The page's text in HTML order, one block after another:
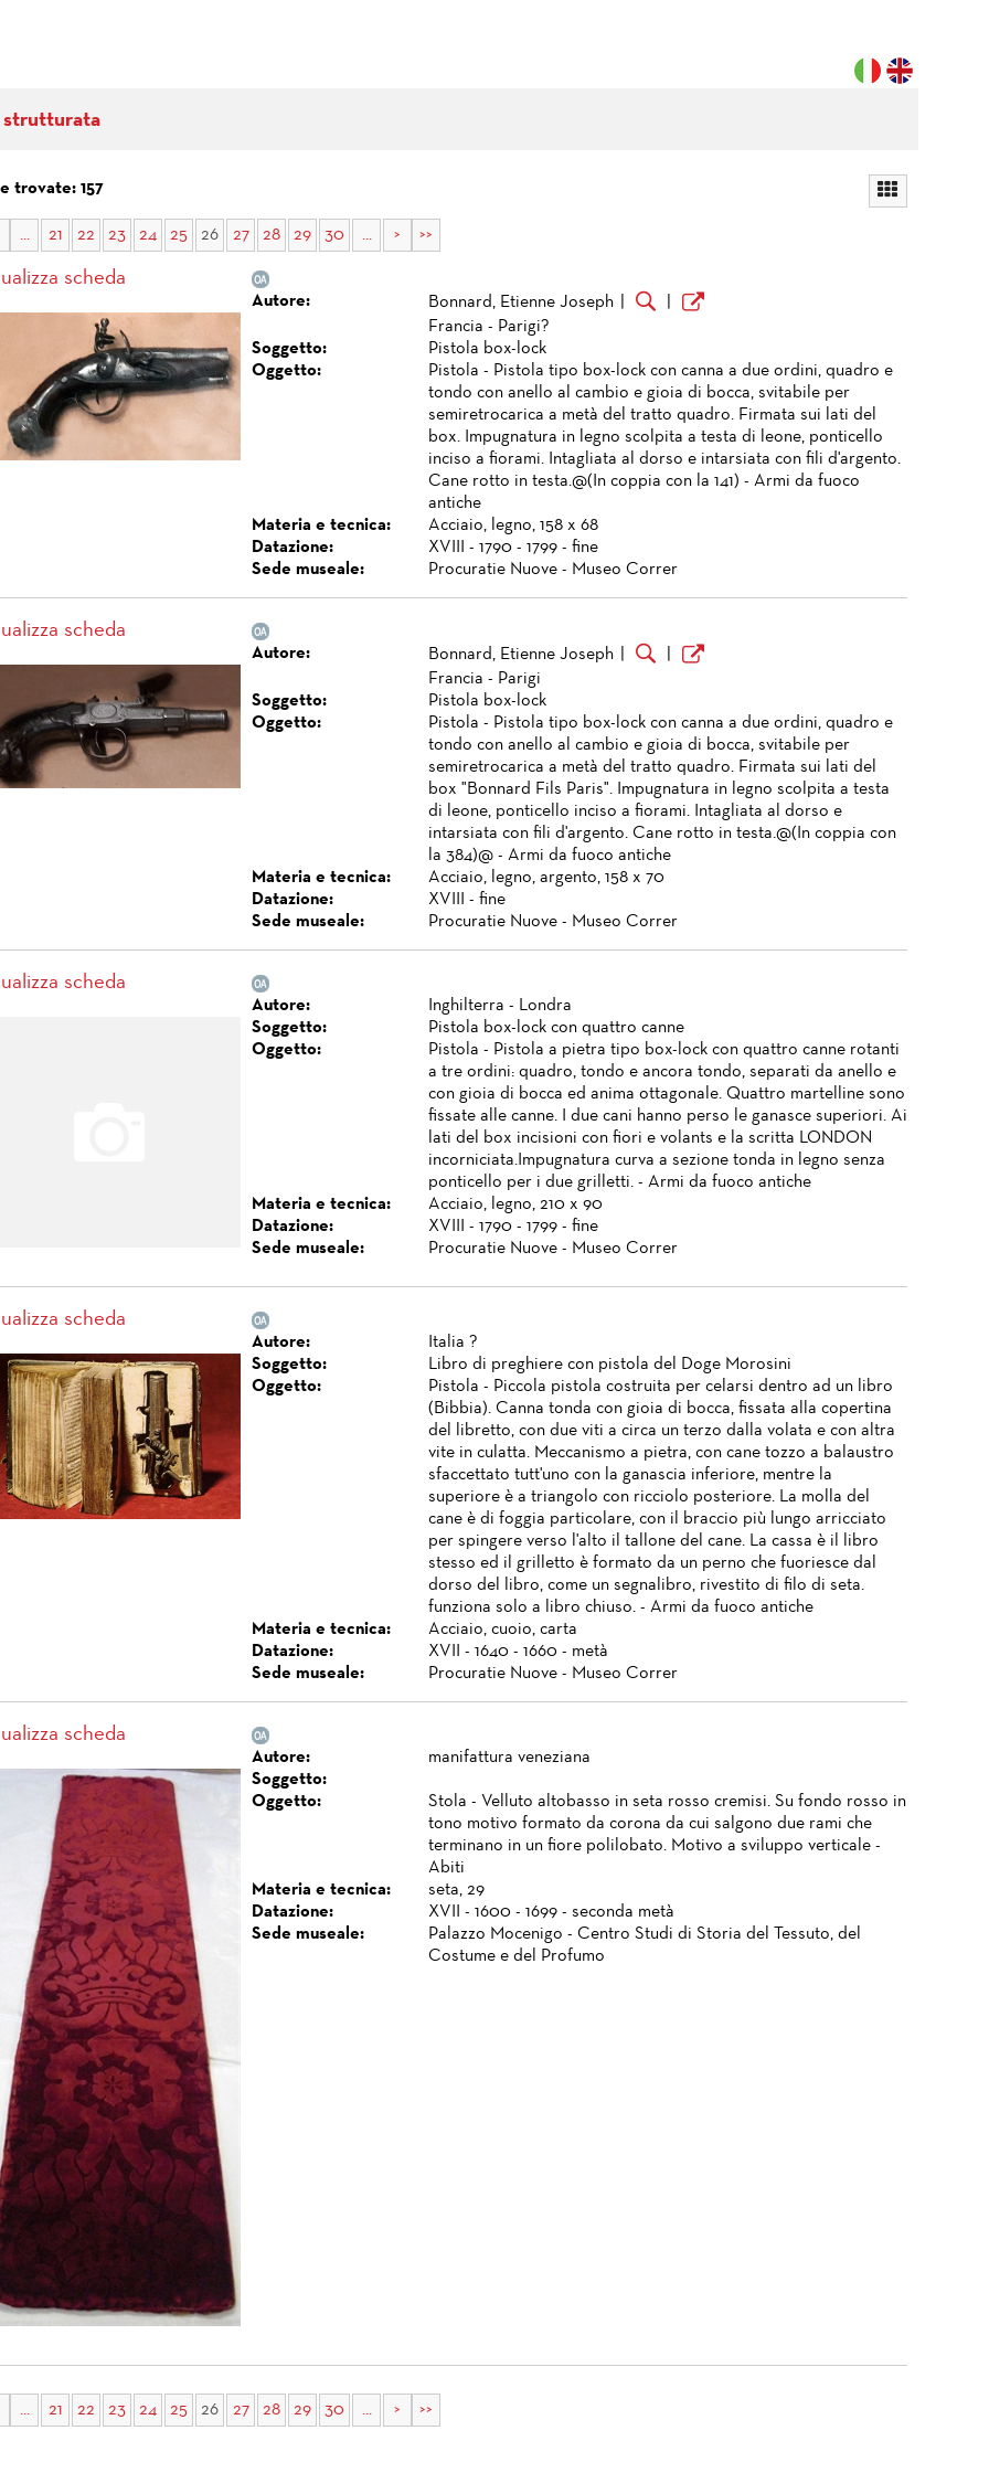
strutturata
trovate: 157
... 21 22 23 24 25 26 27 28 29 30 ... > >>
scheda
Autore: Bonnard, Etienne Joseph
Francia - Parigi?
Soggetto:
Pistola box-lock
Oggetto:
Pistola - Pistola tipo box-lock con canna a due ordini, quadro e
tondo con anello al cambio e gioia di bocca, svitabile per
semiretrocarica a metà del tratto quadro. Firmata sui lati del
box. Impugnatura in legno scolpita a testa di leone, ponticello
inciso a fiorami. Intagliata al dorso e intarsiata con fili d'argento.
Cane rotto in testa.@(In coppia con la 141) - Armi da fuoco
antiche
Materia e tecnica:
Acciaio, legno, 158 x 68
Datazione:
XVIII - 1790 - 1799 - fine
Sede museale:
Procuratie Nuove - Museo Correr
scheda
Autore: Bonnard, Etienne Joseph
Francia - Parigi
Soggetto:
Pistola box-lock
Oggetto:
Pistola - Pistola tipo box-lock con canna a due ordini, quadro e
tondo con anello al cambio e gioia di bocca, svitabile per
semiretrocarica a metà del tratto quadro. Firmata sui lati del
box "Bonnard Fils Paris". Impugnatura in legno scolpita a testa
di leone, ponticello inciso a fiorami. Intagliata al dorso e
intarsiata con fili d'argento. Cane rotto in testa.@(In coppia con
la 384)@ - Armi da fuoco antiche
Materia e tecnica:
Acciaio, legno, argento, 158 x 70
Datazione:
XVIII - fine
Sede museale:
Procuratie Nuove - Museo Correr
scheda
Autore:
Inghilterra - Londra
Soggetto:
Pistola box-lock con quattro canne
Oggetto:
Pistola - Pistola a pietra tipo box-lock con quattro canne rotanti
a tre ordini: quadro, tondo e ancora tondo, separati da anello e
con gioia di bocca ed anima ottagonale. Quattro martelline sono
fissate alle canne. I due cani hanno perso le ganasce superiori. Ai
lati del box incisioni con fiori e volants e la scritta LONDON
incorniciata.Impugnatura curva a sezione tonda in legno senza
ponticello per i due grilletti. - Armi da fuoco antiche
Materia e tecnica:
Acciaio, legno, 210 x 90
Datazione:
XVIII - 1790 - 1799 - fine
Sede museale:
Procuratie Nuove - Museo Correr
scheda
Autore:
Italia ?
Soggetto:
Libro di preghiere con pistola del Doge Morosini
Oggetto:
Pistola - Piccola pistola costruita per celarsi dentro ad un libro
(Bibbia). Canna tonda con gioia di bocca, fissata alla copertina
del libretto, con due viti a circa un terzo dalla volata e con altra
vite in culatta. Meccanismo a pietra, con cane tozzo a balaustro
sfaccettato tutt'uno con la ganascia inferiore, mentre la
superiore è a triangolo con ricciolo posteriore. La molla del
cane è di foggia particolare, con il braccio più lungo arricciato
per spingere verso l'alto il tallone del cane. La cassa è il libro
stesso ed il grilletto è formato da un perno che fuoriesce dal
dorso del libro, come un segnalibro, rivestito di filo di seta.
funziona solo a libro chiuso. - Armi da fuoco antiche
Materia e tecnica:
Acciaio, cuoio, carta
Datazione:
XVII - 1640 - 1660 - metà
Sede museale:
Procuratie Nuove - Museo Correr
scheda
Autore:
manifattura veneziana
Soggetto:
Oggetto:
Stola - Velluto altobasso in seta rosso cremisi. Su fondo rosso in
tono motivo formato da corona da cui salgono due rami che
terminano in un fiore polilobato. Motivo a sviluppo verticale -
Abiti
Materia e tecnica:
seta, 29
Datazione:
XVII - 1600 - 1699 - seconda metà
Sede museale:
Palazzo Mocenigo - Centro Studi di Storia del Tessuto, del
Costume e del Profumo
... 21 22 23 24 25 26 27 28 29 30 ... > >>